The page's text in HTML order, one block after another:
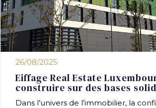
26/08/2025
Eiffage Real Estate
construire sur des bases
Dans l’univers de l’immobilier, la